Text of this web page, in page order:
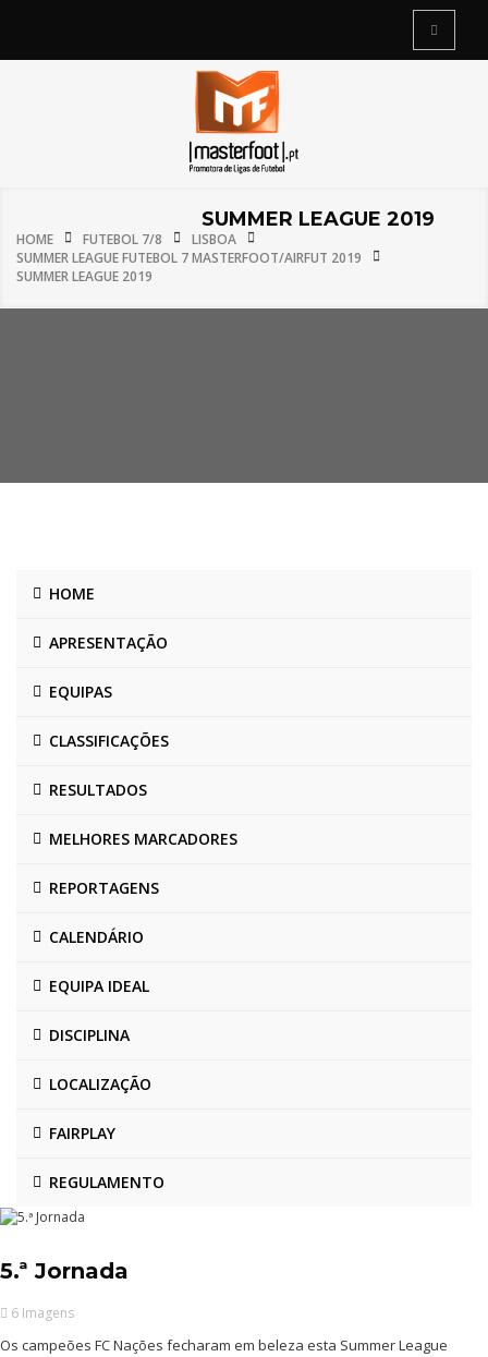
SUMMER LEAGUE 2019
HOME FUTEBOL 7/8
LISBOA
SUMMER LEAGUE FUTEBOL 7 MASTERFOOT/AIRFUT 2019
SUMMER LEAGUE 2019
HOME
APRESENTAÇÃO
EQUIPAS
CLASSIFICAÇÕES
RESULTADOS
MELHORES MARCADORES
REPORTAGENS
CALENDÁRIO
EQUIPA IDEAL
DISCIPLINA
LOCALIZAÇÃO
FAIRPLAY
REGULAMENTO
5.ª Jornada
6 Imagens
Os campeões FC Nações fecharam em beleza esta Summer League